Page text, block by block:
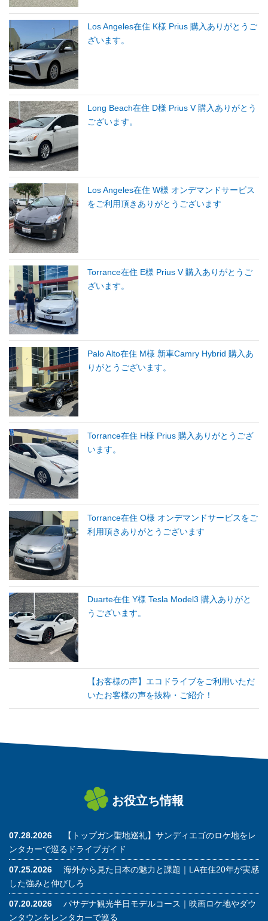
Los Angeles在住 K様 Prius 購入ありがとうご
ざいます。
Long Beach在住 D様 Prius V 購入ありがとう
ございます。
Los Angeles在住 W様 オンデマンドサービス
をご利用頂きありがとうございます
Torrance在住 E様 Prius V 購入ありがとうご
ざいます。
Palo Alto在住 M様 新車Camry Hybrid 購入あ
りがとうございます。
Torrance在住 H様 Prius 購入ありがとうござ
います。
Torrance在住 O様 オンデマンドサービスをご
利用頂きありがとうございます
Duarte在住 Y様 Tesla Model3 購入ありがと
うございます。
【お客様の声】エコドライブをご利用いただ
いたお客様の声を抜粋・ご紹介！
お役立ち情報
07.28.2026
【トップガン聖地巡礼】サンディエゴのロケ地をレ
ンタカーで巡るドライブガイド
07.25.2026
海外から見た日本の魅力と課題｜LA在住20年が実感
した強みと伸びしろ
07.20.2026
パサデナ観光半日モデルコース｜映画ロケ地やダウ
ンタウンをレンタカーで巡る